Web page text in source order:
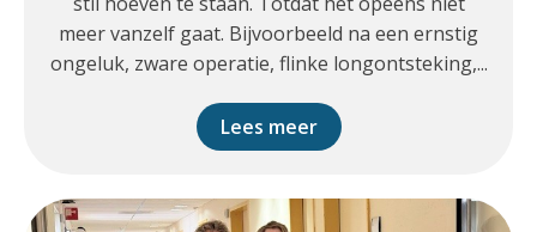
meer vanzelf gaat. Bijvoorbeeld na een ernstig
ongeluk, zware operatie, flinke longontsteking,...
Lees meer